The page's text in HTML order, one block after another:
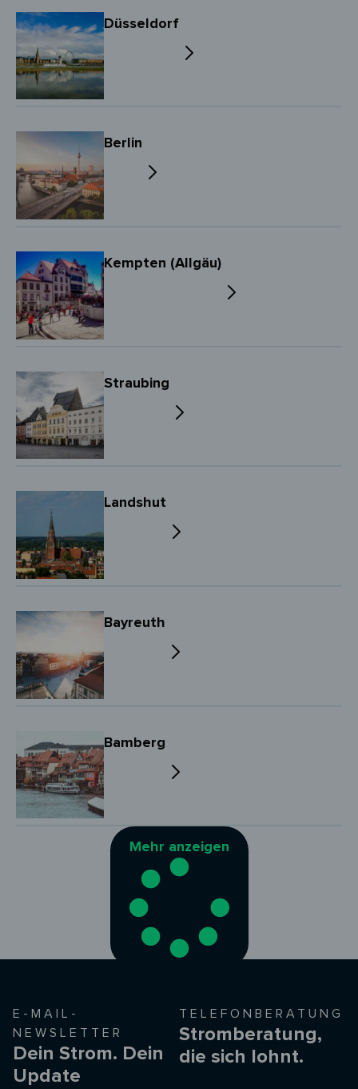
Düsseldorf
Berlin
Kempten (Allgäu)
Straubing
Landshut
Bayreuth
Bamberg
Mehr anzeigen
E-MAIL-
NEWSLETTER
Dein Strom. Dein
Update
TELEFONBERATUNG
Stromberatung,
die sich lohnt.